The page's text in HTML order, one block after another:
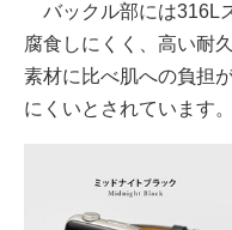
バックル部には316L
腐食しにくく、高い耐
素材に比べ肌への負担
にくいとされています。